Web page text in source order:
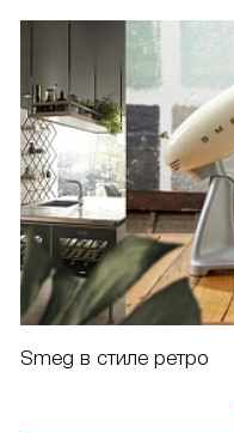
Smeg в стиле ретро